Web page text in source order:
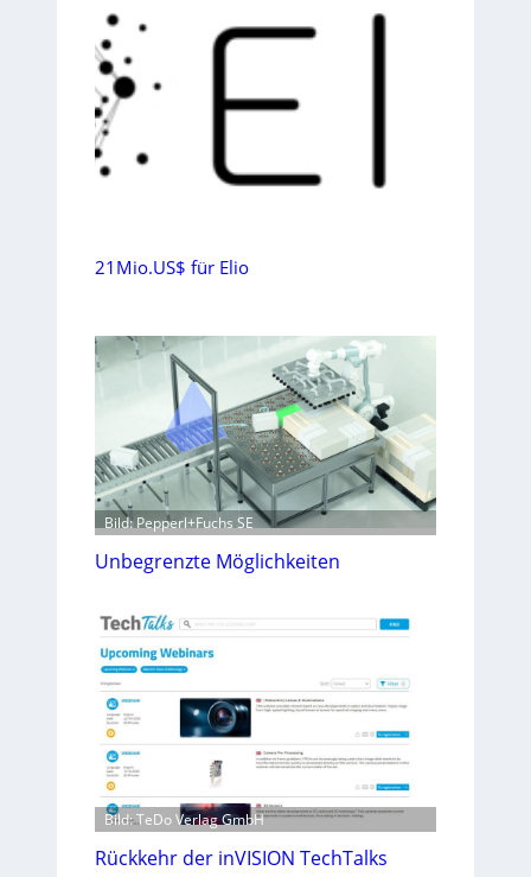
21Mio.US$ für Elio
Bild: Pepperl+Fuchs SE
Unbegrenzte Möglichkeiten
Bild: TeDo Verlag GmbH
Rückkehr der inVISION TechTalks